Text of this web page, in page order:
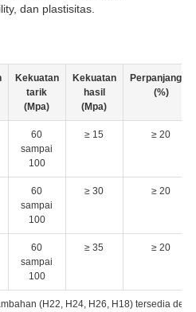
dan plastisitas.
Kekuatan
tarik
(Mpa)
Kekuatan
hasil
(Mpa)
Perpanjangan
(%)
60
sampai
100
≥ 15 ≥ 20
60
sampai
100
≥ 30 ≥ 20
60
sampai
100
≥ 35 ≥ 20
(H22, H24, H26, H18) tersedia